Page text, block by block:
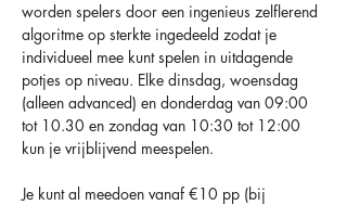
worden spelers door een ingenieus zelflerend
algoritme op sterkte ingedeeld zodat je
individueel mee kunt spelen in uitdagende
potjes op niveau. Elke dinsdag, woensdag
(alleen advanced) en donderdag van 09:00
tot 10.30 en zondag van 10:30 tot 12:00
kun je vrijblijvend meespelen.
Je kunt al meedoen vanaf €10 pp (bij